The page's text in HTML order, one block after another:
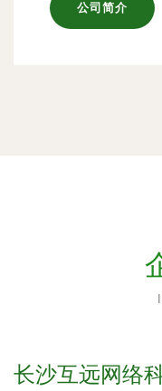
公司简介
长沙互远网络